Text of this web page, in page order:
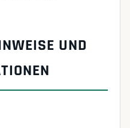
UND